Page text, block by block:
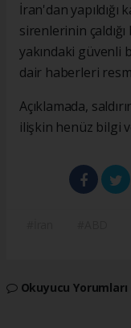
İran'dan yapıldığı
sirenlerinin
yakındaki güvenli
dair haberleri
Açıklamada,
ilişkin henüz bilgi
Okuyucu Yorumları